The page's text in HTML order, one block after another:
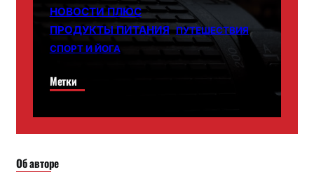
НОВОСТИ ПЛЮС
ПРОДУКТЫ ПИТАНИЯ ПУТЕШЕСТВИЯ
СПОРТ И ЙОГА
Метки
Об авторе